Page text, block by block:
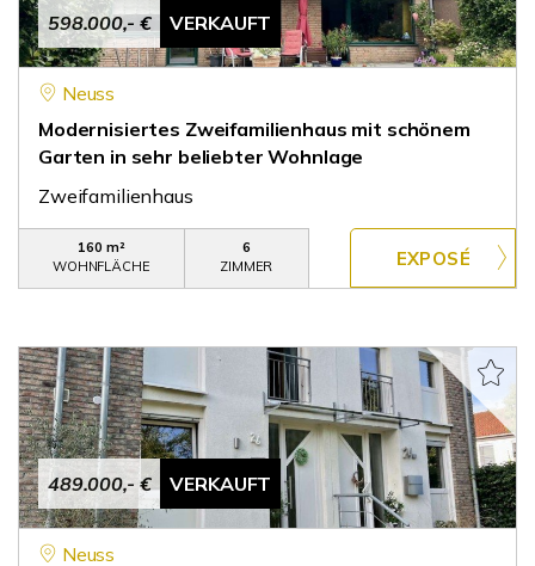
598.000,- € VERKAUFT
Neuss
Modernisiertes Zweifamilienhaus mit schönem
Garten in sehr beliebter Wohnlage
Zweifamilienhaus
160 m²
WOHNFLÄCHE
6
ZIMMER
489.000,- € VERKAUFT
Neuss